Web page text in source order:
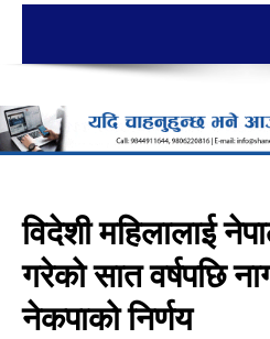
विदेशी महिलालाई
गरेको सात वर्षपछि
नेकपाको निर्णय